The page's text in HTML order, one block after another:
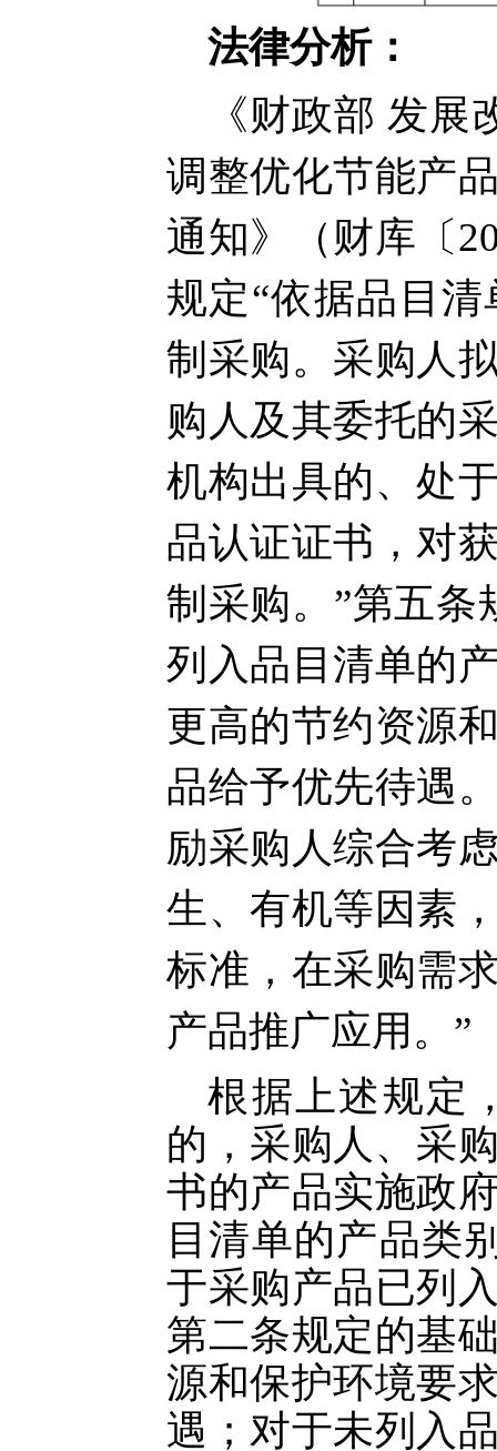
法律分析：
《财政部 发展
调整优化节能产
通知》（财库〔
规定“依据品目
制采购。采购人
购人及其委托的
机构出具的、处
品认证证书，对
制采购。”第五条
列入品目清单的
更高的节约资源
品给予优先待遇
励采购人综合考
生、有机等因素
标准，在采购需
产品推广应用。”
根据上述规定
的，采购人、采
书的产品实施政
目清单的产品类
于采购产品已列
第二条规定的基
源和保护环境要
遇；对于未列入